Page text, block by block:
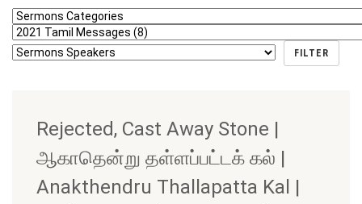
Rejected, Cast Away Stone |
ஆகாதென்று தள்ளப்பட்டக் கல் |
Anakthendru Thallapatta Kal |